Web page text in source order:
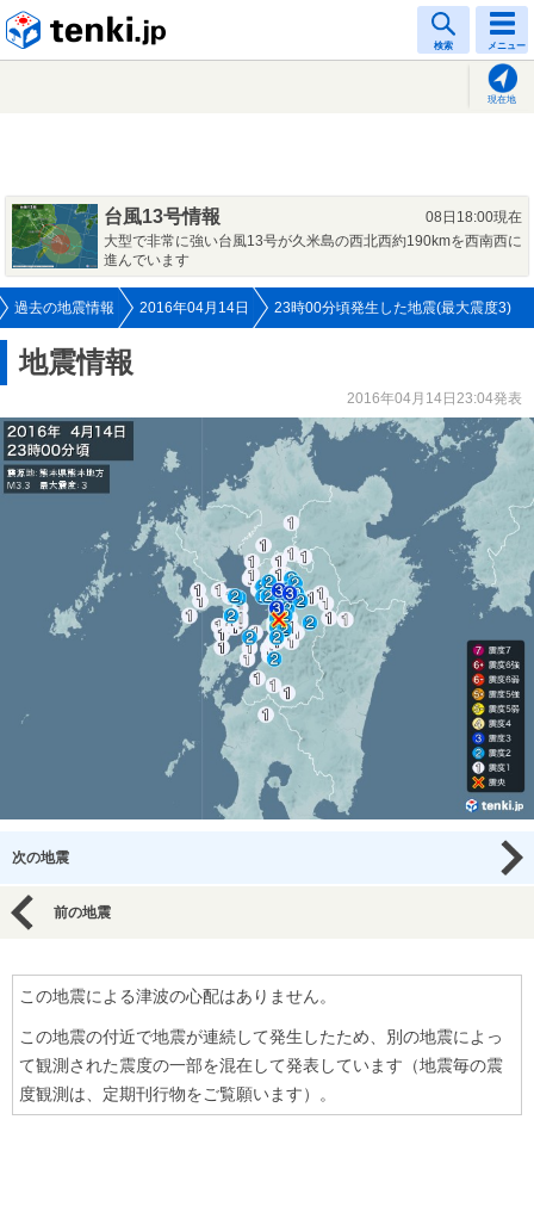
検索 メニュー
現在地
台風13号情報
08日18:00現在
大型で非常に強い台風13号が久米島の西北西約190kmを西南西に
進んでいます
過去の地震情報 2016年04月14日 23時00分頃発生した地震(最大震度3)
地震情報
2016年04月14日23:04発表
次の地震
前の地震
この地震による津波の心配はありません。
この地震の付近で地震が連続して発生したため、別の地震によっ
て観測された震度の一部を混在して発表しています（地震毎の震
度観測は、定期刊行物をご覧願います）。